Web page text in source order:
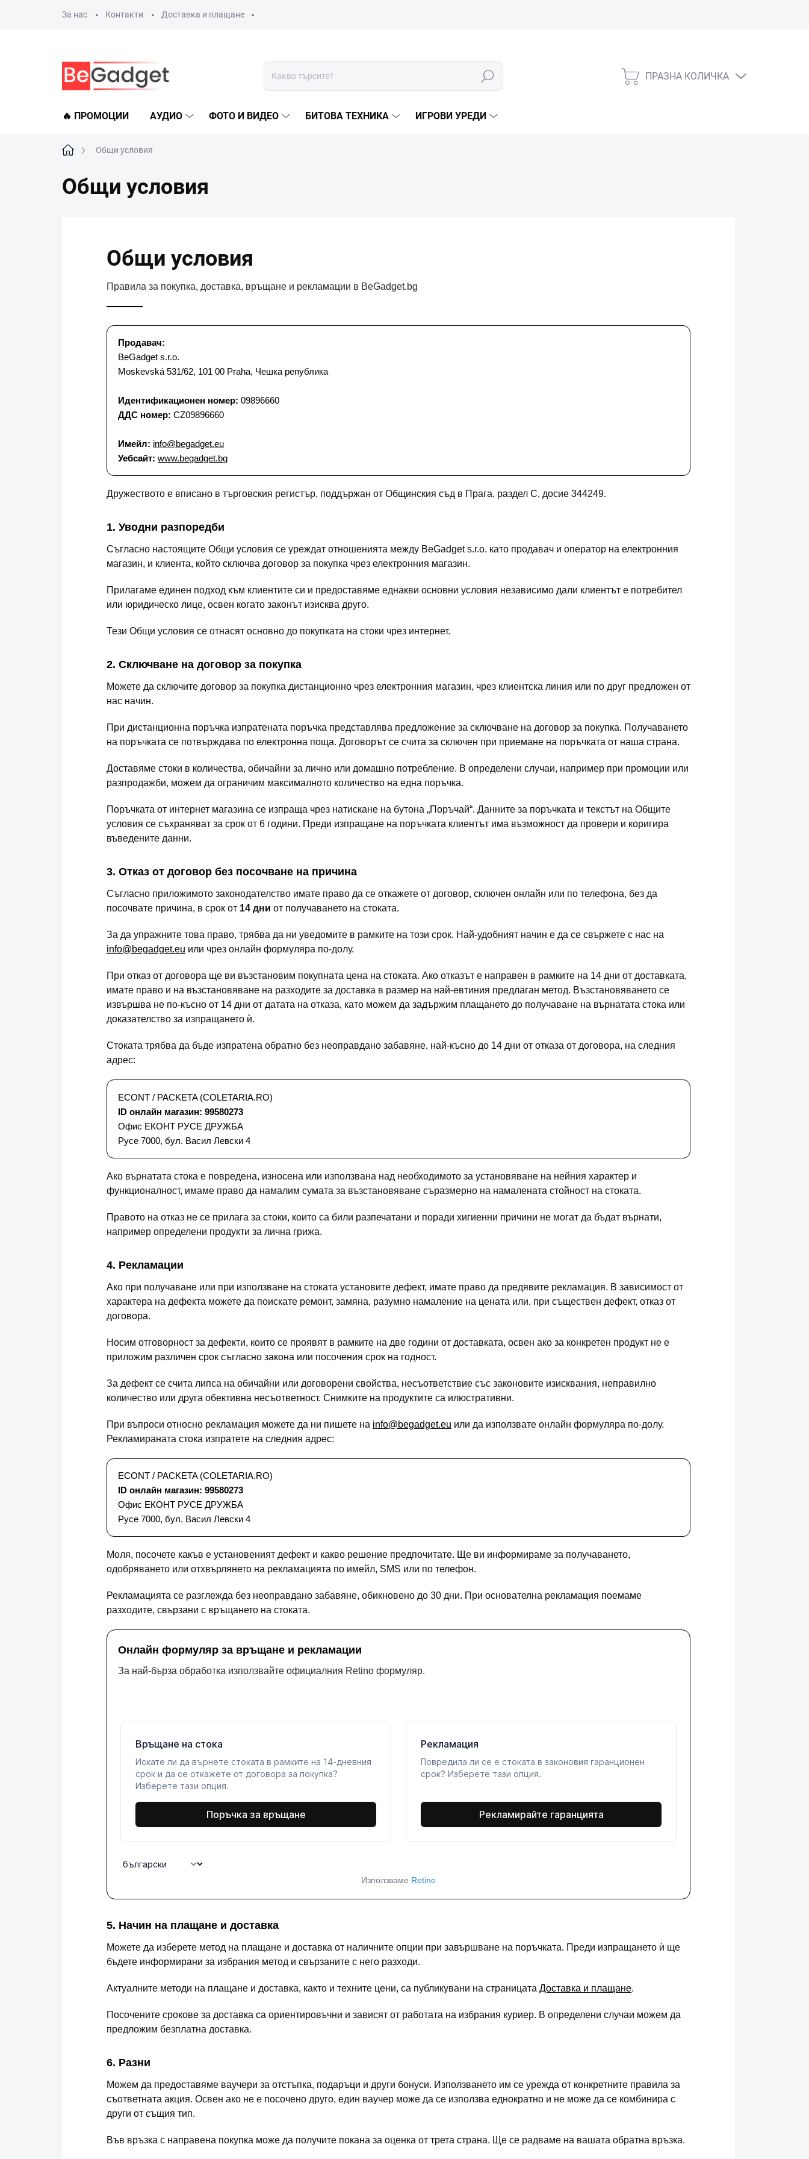
За нас Контакти Доставка и плащане
Търсене
КОЛИЧКА
ПРАЗНА КОЛИЧКА
🔥 ПРОМОЦИИ АУДИО ФОТО И ВИДЕО БИТОВА ТЕХНИКА ИГРОВИ УРЕДИ
НачалоОбщи условия
Общи условия
Общи условия
Правила за покупка, доставка, връщане и рекламации в BeGadget.bg
Продавач:
BeGadget s.r.o.
Moskevská 531/62, 101 00 Praha, Чешка република
Идентификационен номер: 09896660
ДДС номер: CZ09896660
Имейл: info@begadget.eu
Уебсайт: www.begadget.bg
Дружеството е вписано в търговския регистър, поддържан от Общинския съд в Прага, раздел C, досие 344249.
1. Уводни разпоредби
Съгласно настоящите Общи условия се уреждат отношенията между BeGadget s.r.o. като продавач и оператор на електронния
магазин, и клиента, който сключва договор за покупка чрез електронния магазин.
Прилагаме единен подход към клиентите си и предоставяме еднакви основни условия независимо дали клиентът е потребител
или юридическо лице, освен когато законът изисква друго.
Тези Общи условия се отнасят основно до покупката на стоки чрез интернет.
2. Сключване на договор за покупка
Можете да сключите договор за покупка дистанционно чрез електронния магазин, чрез клиентска линия или по друг предложен от
нас начин.
При дистанционна поръчка изпратената поръчка представлява предложение за сключване на договор за покупка. Получаването
на поръчката се потвърждава по електронна поща. Договорът се счита за сключен при приемане на поръчката от наша страна.
Доставяме стоки в количества, обичайни за лично или домашно потребление. В определени случаи, например при промоции или
разпродажби, можем да ограничим максималното количество на една поръчка.
Поръчката от интернет магазина се изпраща чрез натискане на бутона „Поръчай“. Данните за поръчката и текстът на Общите
условия се съхраняват за срок от 6 години. Преди изпращане на поръчката клиентът има възможност да провери и коригира
въведените данни.
3. Отказ от договор без посочване на причина
Съгласно приложимото законодателство имате право да се откажете от договор, сключен онлайн или по телефона, без да
посочвате причина, в срок от 14 дни от получаването на стоката.
За да упражните това право, трябва да ни уведомите в рамките на този срок. Най-удобният начин е да се свържете с нас на
info@begadget.eu или чрез онлайн формуляра по-долу.
При отказ от договора ще ви възстановим покупната цена на стоката. Ако отказът е направен в рамките на 14 дни от доставката,
имате право и на възстановяване на разходите за доставка в размер на най-евтиния предлаган метод. Възстановяването се
извършва не по-късно от 14 дни от датата на отказа, като можем да задържим плащането до получаване на върнатата стока или
доказателство за изпращането ѝ.
Стоката трябва да бъде изпратена обратно без неоправдано забавяне, най-късно до 14 дни от отказа от договора, на следния
адрес:
ECONT / PACKETA (COLETARIA.RO)
ID онлайн магазин: 99580273
Офис ЕКОНТ РУСЕ ДРУЖБА
Русе 7000, бул. Васил Левски 4
Ако върнатата стока е повредена, износена или използвана над необходимото за установяване на нейния характер и
функционалност, имаме право да намалим сумата за възстановяване съразмерно на намалената стойност на стоката.
Правото на отказ не се прилага за стоки, които са били разпечатани и поради хигиенни причини не могат да бъдат върнати,
например определени продукти за лична грижа.
4. Рекламации
Ако при получаване или при използване на стоката установите дефект, имате право да предявите рекламация. В зависимост от
характера на дефекта можете да поискате ремонт, замяна, разумно намаление на цената или, при съществен дефект, отказ от
договора.
Носим отговорност за дефекти, които се проявят в рамките на две години от доставката, освен ако за конкретен продукт не е
приложим различен срок съгласно закона или посочения срок на годност.
За дефект се счита липса на обичайни или договорени свойства, несъответствие със законовите изисквания, неправилно
количество или друга обективна несъответност. Снимките на продуктите са илюстративни.
При въпроси относно рекламация можете да ни пишете на info@begadget.eu или да използвате онлайн формуляра по-долу.
Рекламираната стока изпратете на следния адрес:
ECONT / PACKETA (COLETARIA.RO)
ID онлайн магазин: 99580273
Офис ЕКОНТ РУСЕ ДРУЖБА
Русе 7000, бул. Васил Левски 4
Моля, посочете какъв е установеният дефект и какво решение предпочитате. Ще ви информираме за получаването,
одобряването или отхвърлянето на рекламацията по имейл, SMS или по телефон.
Рекламацията се разглежда без неоправдано забавяне, обикновено до 30 дни. При основателна рекламация поемаме
разходите, свързани с връщането на стоката.
Онлайн формуляр за връщане и рекламации
За най-бърза обработка използвайте официалния Retino формуляр.
Използваме Retino
5. Начин на плащане и доставка
Можете да изберете метод на плащане и доставка от наличните опции при завършване на поръчката. Преди изпращането ѝ ще
бъдете информирани за избрания метод и свързаните с него разходи.
Актуалните методи на плащане и доставка, както и техните цени, са публикувани на страницата Доставка и плащане.
Посочените срокове за доставка са ориентировъчни и зависят от работата на избрания куриер. В определени случаи можем да
предложим безплатна доставка.
6. Разни
Можем да предоставяме ваучери за отстъпка, подаръци и други бонуси. Използването им се урежда от конкретните правила за
съответната акция. Освен ако не е посочено друго, един ваучер може да се използва еднократно и не може да се комбинира с
други от същия тип.
Във връзка с направена покупка може да получите покана за оценка от трета страна. Ще се радваме на вашата обратна връзка.